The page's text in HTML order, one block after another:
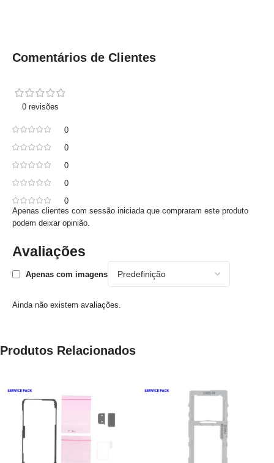
Comentários de Clientes
0 revisões
0
0
0
0
0
Avaliações
Apenas com imagens
Ainda não existem avaliações.
Apenas clientes com sessão iniciada que compraram este produto
podem deixar opinião.
Produtos Relacionados